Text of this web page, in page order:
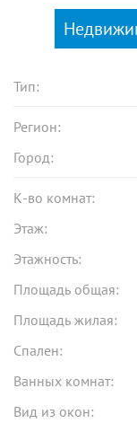
Тип:
Регион:
Город:
К-во комнат:
Этаж:
Этажность:
Площадь общая:
Площадь жилая:
Спален:
Ванных комнат:
Вид из окон: